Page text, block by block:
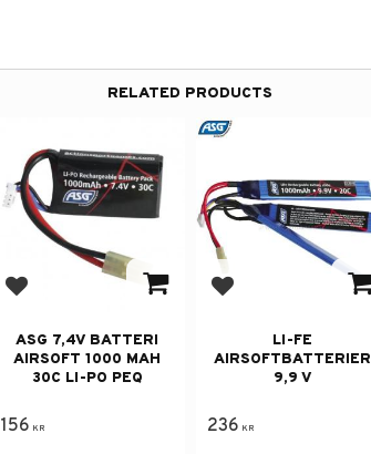
RELATED PRODUCTS
Add to favorites
ASG 7,4V BATTERI
AIRSOFT 1000 MAH
30C LI-PO PEQ
156 KR
Add to favorites
LI-FE
AIRSOFTBATTERIER
9,9 V
236 KR